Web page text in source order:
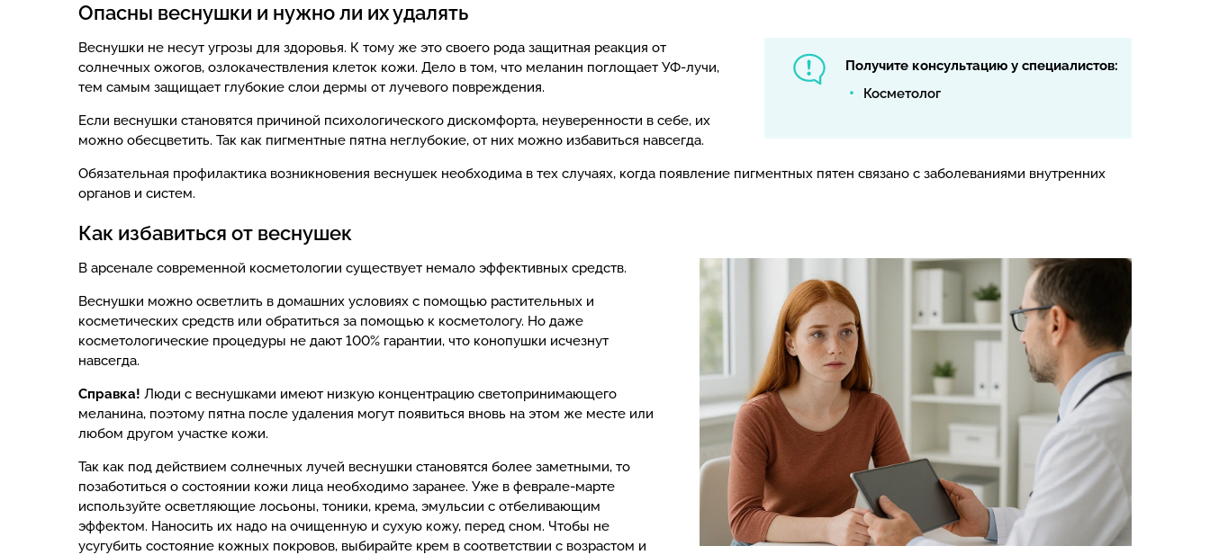
Опасны веснушки и нужно ли их удалять
Получите консультацию у специалистов:
Косметолог
Веснушки не несут угрозы для здоровья. К тому же это своего рода защитная реакция от
солнечных ожогов, озлокачествления клеток кожи. Дело в том, что меланин поглощает УФ-лучи,
тем самым защищает глубокие слои дермы от лучевого повреждения.
Если веснушки становятся причиной психологического дискомфорта, неуверенности в себе, их
можно обесцветить. Так как пигментные пятна неглубокие, от них можно избавиться навсегда.
Обязательная профилактика возникновения веснушек необходима в тех случаях, когда появление пигментных пятен связано с заболеваниями внутренних
органов и систем.
Как избавиться от веснушек
В арсенале современной косметологии существует немало эффективных средств.
Веснушки можно осветлить в домашних условиях с помощью растительных и
косметических средств или обратиться за помощью к косметологу. Но даже
косметологические процедуры не дают 100% гарантии, что конопушки исчезнут
навсегда.
Справка! Люди с веснушками имеют низкую концентрацию светопринимающего
меланина, поэтому пятна после удаления могут появиться вновь на этом же месте или
любом другом участке кожи.
Так как под действием солнечных лучей веснушки становятся более заметными, то
позаботиться о состоянии кожи лица необходимо заранее. Уже в феврале-марте
используйте осветляющие лосьоны, тоники, крема, эмульсии с отбеливающим
эффектом. Наносить их надо на очищенную и сухую кожу, перед сном. Чтобы не
усугубить состояние кожных покровов, выбирайте крем в соответствии с возрастом и